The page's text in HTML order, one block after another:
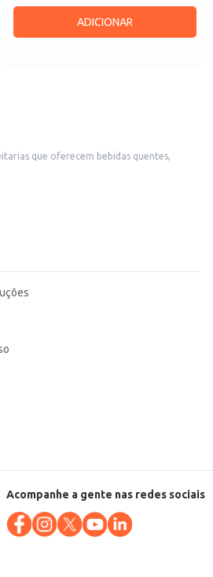
ADICIONAR
bebidas e receitas.
Acompanhe a gente nas redes sociais